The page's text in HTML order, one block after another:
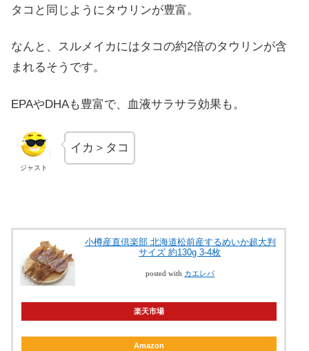
タコと同じようにタウリンが豊富。
なんと、スルメイカにはタコの約2倍のタウリンが含
まれるそうです。
EPAやDHAも豊富で、血液サラサラ効果も。
ジャスト
イカ＞タコ
小樽産直倶楽部 北海道松前産するめいか超大判
サイズ 約130g 3-4枚
posted with カエレバ
楽天市場
Amazon